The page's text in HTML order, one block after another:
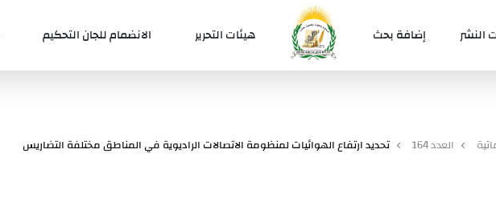
النشر إضافة بحث هيئات التحرير الانضمام للجان التحكيم
العدد 164 تحديد ارتفاع الهوائيات لمنظومة الاتصالات الراديوية في المناطق مختلفة التضاريس